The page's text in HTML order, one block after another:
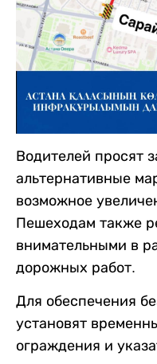
Водителей просят
альтернативные
возможное
Пешеходам также
внимательными в
дорожных работ.
Для обеспечения
установят
ограждения и